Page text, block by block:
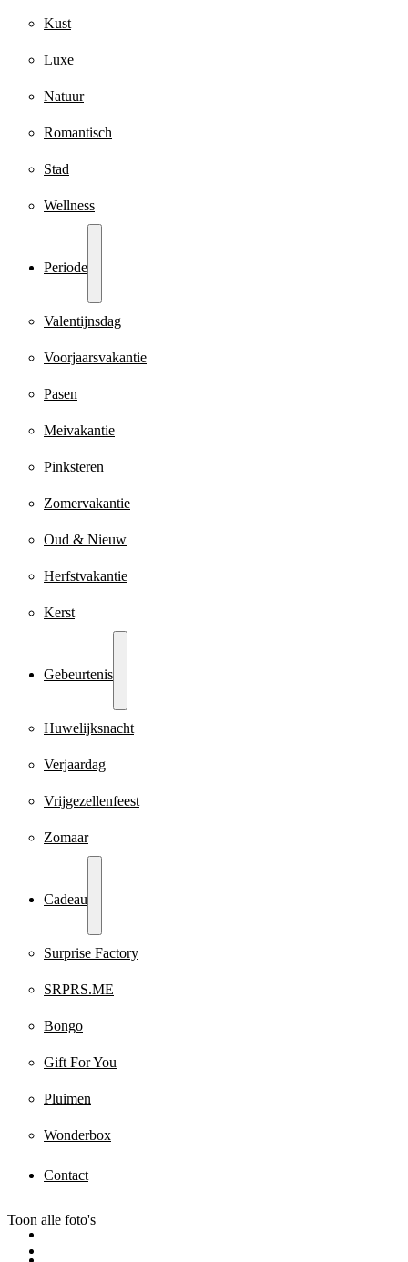
Kust
Luxe
Natuur
Romantisch
Stad
Wellness
Periode
Valentijnsdag
Voorjaarsvakantie
Pasen
Meivakantie
Pinksteren
Zomervakantie
Oud & Nieuw
Herfstvakantie
Kerst
Gebeurtenis
Huwelijksnacht
Verjaardag
Vrijgezellenfeest
Zomaar
Cadeau
Surprise Factory
SRPRS.ME
Bongo
Gift For You
Pluimen
Wonderbox
Contact
Toon alle foto's